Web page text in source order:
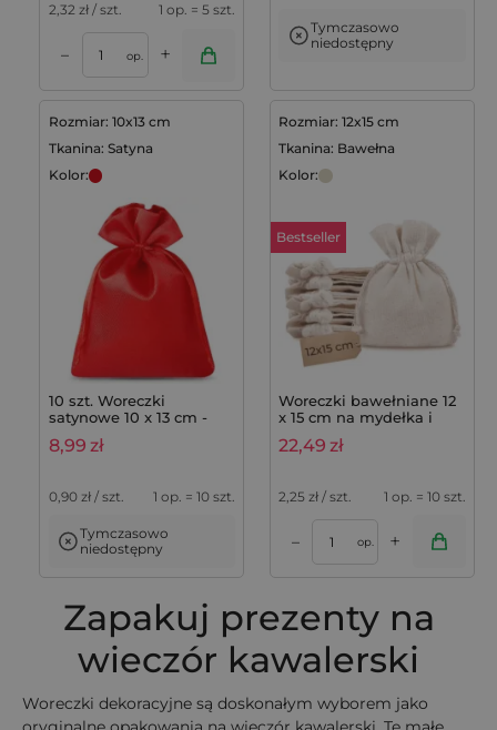
2,32 zł / szt. 1 op. = 5 szt.
– op. +
Tymczasowo
niedostępny
Rozmiar: 10x13 cm
Tkanina: Satyna
Kolor:
10 szt. Woreczki
satynowe 10 x 13 cm -
8,99 zł
0,90 zł / szt. 1 op. = 10 szt.
Tymczasowo
niedostępny
Rozmiar: 12x15 cm
Tkanina: Bawełna
Kolor:
Bestseller
Woreczki bawełniane 12
x 15 cm na mydełka i
komplet 10 szt.
22,49 zł
2,25 zł / szt. 1 op. = 10 szt.
– op. +
Zapakuj prezenty na
wieczór kawalerski
Woreczki dekoracyjne są doskonałym wyborem jako